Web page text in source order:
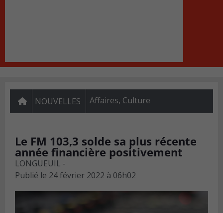
NOUVELLES Affaires, Culture
Le FM 103,3 solde sa plus récente
année financière positivement
LONGUEUIL -
Publié le 24 février 2022 à 06h02